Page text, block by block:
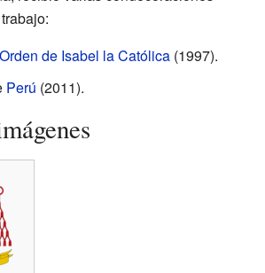
Orden de Isabel la Católica (1997).
Perú (2011).